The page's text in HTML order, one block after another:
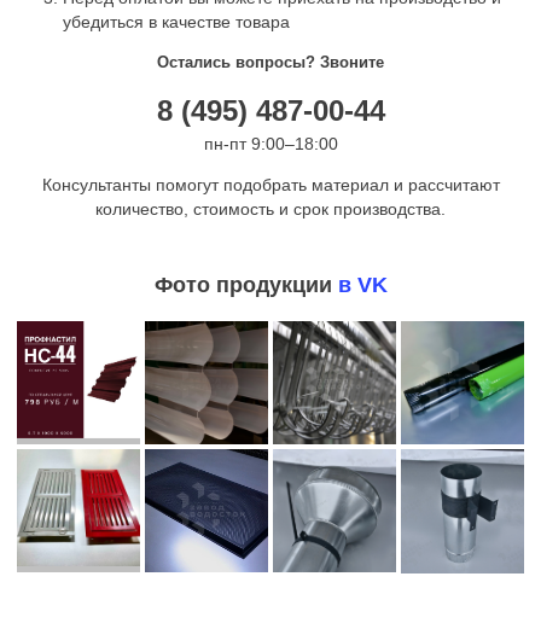
убедиться в качестве товара
Остались вопросы? Звоните
8 (495) 487-00-44
пн-пт 9:00–18:00
Консультанты помогут подобрать материал и рассчитают
количество, стоимость и срок производства.
Фото продукции в VK